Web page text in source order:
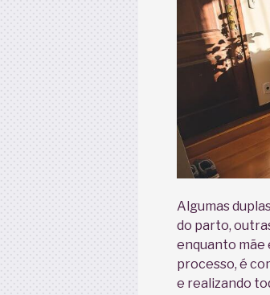
Algumas
do parto,
enquanto mãe
processo, é
e realizando